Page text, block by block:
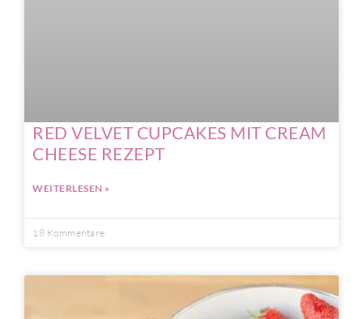
RED VELVET CUPCAKES MIT CREAM
CHEESE REZEPT
WEITERLESEN »
18 Kommentare